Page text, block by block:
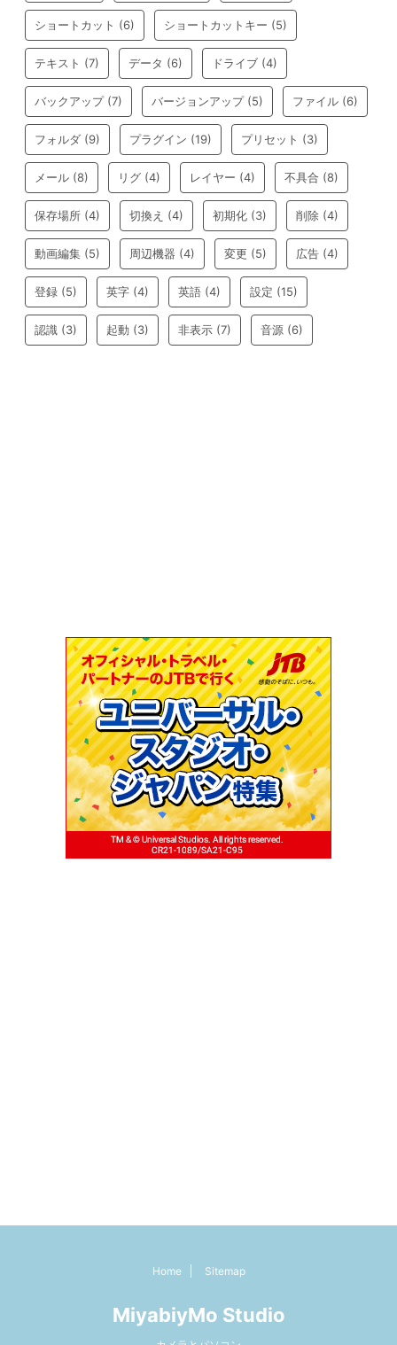
ショートカット (6) ショートカットキー (5)
テキスト (7) データ (6) ドライブ (4)
バックアップ(7) バージョンアップ(5) ファイル (6)
フォルダ (9) プラグイン (19) プリセット (3)
メール (8) リグ (4) レイヤー (4) 不具合 (8)
保存場所 (4) 切換え (4) 初期化 (3) 削除 (4)
動画編集 (5) 周辺機器 (4) 変更 (5) 広告 (4)
登録 (5) 英字 (4) 英語 (4) 設定 (15)
認識 (3) 起動 (3) 非表示 (7) 音源 (6)
Home Sitemap
MiyabiyMo Studio